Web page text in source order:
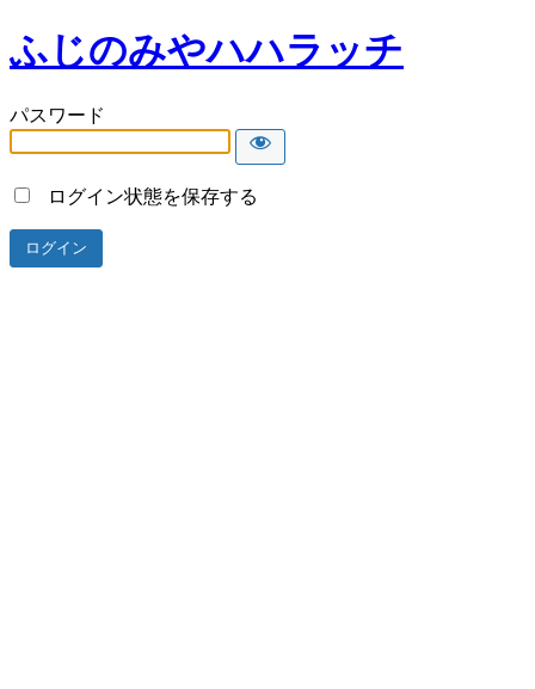
ふじのみやハハラッチ
パスワード
ログイン状態を保存する